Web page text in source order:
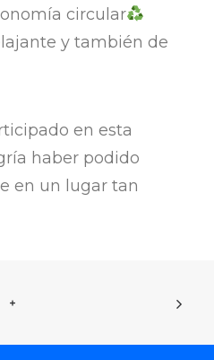
circular
y también de
en esta
haber podido
en un lugar tan
+